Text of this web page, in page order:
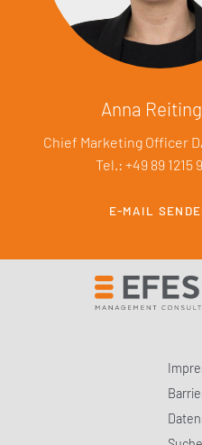
Anna
Chief Marketing Officer
Tel.: +49 89 1215
E-MAIL